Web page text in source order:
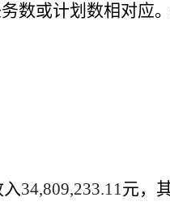
数或计划数相对应
34,809,233.11元，